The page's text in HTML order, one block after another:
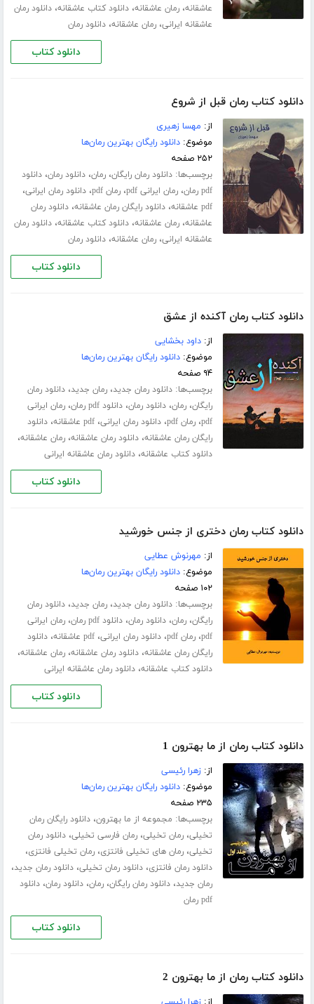
عاشقانه،رمان عاشقانه،دانلود کتاب عاشقانه،دانلود رمان
عاشقانه ایرانی،رمان عاشقانه،دانلود رمان
دانلود کتاب
دانلود کتاب رمان قبل از شروع
از: مهسا زهیری
موضوع:دانلود رایگان بهترین رمان‌ها
۲۵۲ صفحه
برچسب‌ها:دانلود رمان رایگان،رمان،دانلود رمان،دانلود
pdf رمان
،رمان ایرانی pdf ،رمان pdf ،دانلود رمان ایرانی،
pdf عاشقانه ،دانلود رایگان رمان عاشقانه،دانلود رمان
عاشقانه،رمان عاشقانه،دانلود کتاب عاشقانه،دانلود رمان
عاشقانه ایرانی،رمان عاشقانه،دانلود رمان
دانلود کتاب
دانلود کتاب رمان آکنده از عشق
از:داود بخشایی
موضوع:دانلود رایگان بهترین رمان‌ها
۹۴ صفحه
برچسب‌ها:دانلود رمان جدید،رمان جدید،دانلود رمان
رایگان،رمان،دانلود رمان،دانلود pdf رمان ،رمان ایرانی
pdf،رمان pdf ،دانلود رمان ایرانی،pdf عاشقانه ،دانلود
رایگان رمان عاشقانه،دانلود رمان عاشقانه،رمان عاشقانه،
دانلود کتاب عاشقانه،دانلود رمان عاشقانه ایرانی
دانلود کتاب
دانلود کتاب رمان دختری از جنس خورشید
از: مهرنوش عطایی
موضوع:دانلود رایگان بهترین رمان‌ها
۱۰۲ صفحه
برچسب‌ها:دانلود رمان جدید،رمان جدید،دانلود رمان
رایگان،رمان،دانلود رمان،دانلود pdf رمان ،رمان ایرانی
pdf،رمان pdf ،دانلود رمان ایرانی،pdf عاشقانه ،دانلود
رایگان رمان عاشقانه،دانلود رمان عاشقانه،رمان عاشقانه،
دانلود کتاب عاشقانه،دانلود رمان عاشقانه ایرانی
دانلود کتاب
دانلود کتاب رمان از ما بهترون 1
از:زهرا رئیسی
موضوع:دانلود رایگان بهترین رمان‌ها
۲۳۵ صفحه
برچسب‌ها: مجموعه از ما بهترون،دانلود رایگان رمان
تخیلی،رمان تخیلی،رمان فارسی تخیلی،دانلود رمان
تخیلی،رمان های تخیلی فانتزی،رمان تخیلی فانتزی،
دانلود رمان فانتزی،دانلود رمان تخیلی،دانلود رمان جدید،
رمان جدید،دانلود رمان رایگان،رمان،دانلود رمان،دانلود
pdf رمان
دانلود کتاب
دانلود کتاب رمان از ما بهترون 2